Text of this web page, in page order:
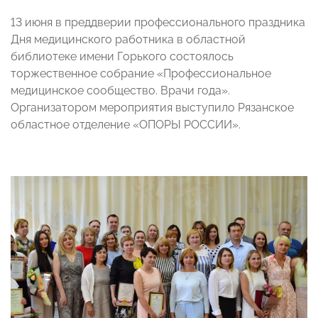
13 июня в преддверии профессионального праздника
Дня медицинского работника в областной
библиотеке имени Горького состоялось
торжественное собрание «Профессиональное
медицинское сообщество. Врачи года».
Организатором мероприятия выступило Рязанское
областное отделение «ОПОРЫ РОССИИ».